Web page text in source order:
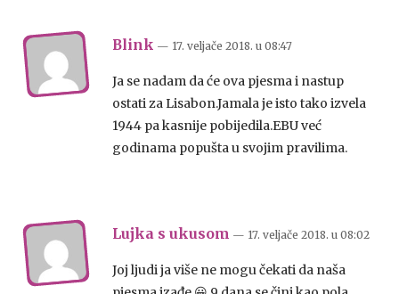
Blink — 17. veljače 2018. u 08:47
Ja se nadam da će ova pjesma i nastup
ostati za Lisabon.Jamala je isto tako izvela
1944 pa kasnije pobijedila.EBU već
godinama popušta u svojim pravilima.
Lujka s ukusom — 17. veljače 2018. u 08:02
Joj ljudi ja više ne mogu čekati da naša